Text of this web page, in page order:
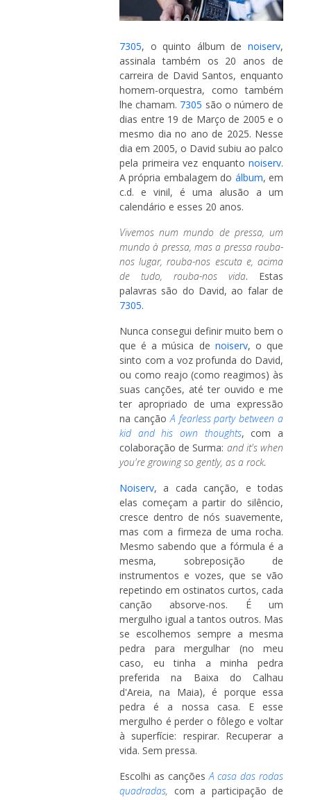
7305, o quinto álbum de noiserv,
assinala também os 20 anos de
carreira de David Santos, enquanto
homem-orquestra, como também
lhe chamam. 7305 são o número de
dias entre 19 de Março de 2005 e o
mesmo dia no ano de 2025. Nesse
dia em 2005, o David subiu ao palco
pela primeira vez enquanto noiserv.
A própria embalagem do álbum, em
c.d. e vinil, é uma alusão a um
calendário e esses 20 anos.
Vivemos num mundo de pressa, um
mundo à pressa, mas a pressa rouba-
nos lugar, rouba-nos escuta e, acima
de tudo, rouba-nos vida. Estas
palavras são do David, ao falar de
7305.
Nunca consegui definir muito bem o
que é a música de noiserv, o que
sinto com a voz profunda do David,
ou como reajo (como reagimos) às
suas canções, até ter ouvido e me
ter apropriado de uma expressão
na canção A fearless party between a
kid and his own thoughts, com a
colaboração de Surma: and it's when
you're growing so gently, as a rock.
Noiserv, a cada canção, e todas
elas começam a partir do silêncio,
cresce dentro de nós suavemente,
mas com a firmeza de uma rocha.
Mesmo sabendo que a fórmula é a
mesma, sobreposição de
instrumentos e vozes, que se vão
repetindo em ostinatos curtos, cada
canção absorve-nos. É um
mergulho igual a tantos outros. Mas
se escolhemos sempre a mesma
pedra para mergulhar (no meu
caso, eu tinha a minha pedra
preferida na Baixa do Calhau
d'Areia, na Maia), é porque essa
pedra é a nossa casa. E esse
mergulho é perder o fôlego e voltar
à superfície: respirar. Recuperar a
vida. Sem pressa.
Escolhi as canções A casa das rodas
quadradas, com a participação de